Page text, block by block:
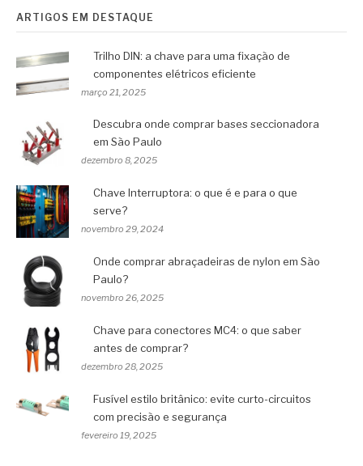
ARTIGOS EM DESTAQUE
Trilho DIN: a chave para uma fixação de
componentes elétricos eficiente
março 21, 2025
Descubra onde comprar bases seccionadora
em São Paulo
dezembro 8, 2025
Chave Interruptora: o que é e para o que
serve?
novembro 29, 2024
Onde comprar abraçadeiras de nylon em São
Paulo?
novembro 26, 2025
Chave para conectores MC4: o que saber
antes de comprar?
dezembro 28, 2025
Fusível estilo britânico: evite curto-circuitos
com precisão e segurança
fevereiro 19, 2025